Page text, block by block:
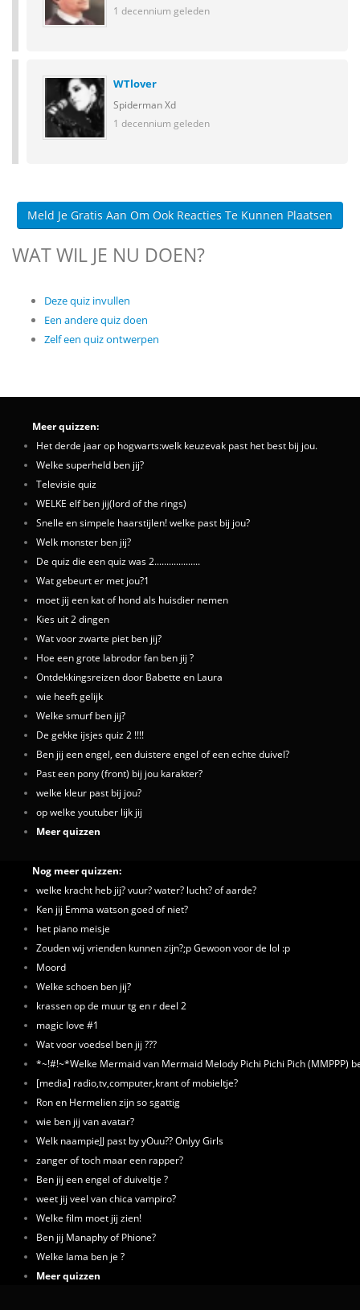
1 decennium geleden
WTlover
Spiderman Xd
1 decennium geleden
Meld Je Gratis Aan Om Ook Reacties Te Kunnen Plaatsen
WAT WIL JE NU DOEN?
Deze quiz invullen
Een andere quiz doen
Zelf een quiz ontwerpen
Meer quizzen:
Het derde jaar op hogwarts:welk keuzevak past het best bij jou.
Welke superheld ben jij?
Televisie quiz
WELKE elf ben jij(lord of the rings)
Snelle en simpele haarstijlen! welke past bij jou?
Welk monster ben jij?
De quiz die een quiz was 2...................
Wat gebeurt er met jou?1
moet jij een kat of hond als huisdier nemen
Kies uit 2 dingen
Wat voor zwarte piet ben jij?
Hoe een grote labrodor fan ben jij ?
Ontdekkingsreizen door Babette en Laura
wie heeft gelijk
Welke smurf ben jij?
De gekke ijsjes quiz 2 !!!!
Ben jij een engel, een duistere engel of een echte duivel?
Past een pony (front) bij jou karakter?
welke kleur past bij jou?
op welke youtuber lijk jij
Meer quizzen
Nog meer quizzen:
welke kracht heb jij? vuur? water? lucht? of aarde?
Ken jij Emma watson goed of niet?
het piano meisje
Zouden wij vrienden kunnen zijn?;p Gewoon voor de lol :p
Moord
Welke schoen ben jij?
krassen op de muur tg en r deel 2
magic love #1
Wat voor voedsel ben jij ???
*~!#!~*Welke Mermaid van Mermaid Melody Pichi Pichi Pich (MMPPP)
[media] radio,tv,computer,krant of mobieltje?
Ron en Hermelien zijn so sgattig
wie ben jij van avatar?
Welk naampieJJ past by yOuu?? Onlyy Girls
zanger of toch maar een rapper?
Ben jij een engel of duiveltje ?
weet jij veel van chica vampiro?
Welke film moet jij zien!
Ben jij Manaphy of Phione?
Welke lama ben je ?
Meer quizzen